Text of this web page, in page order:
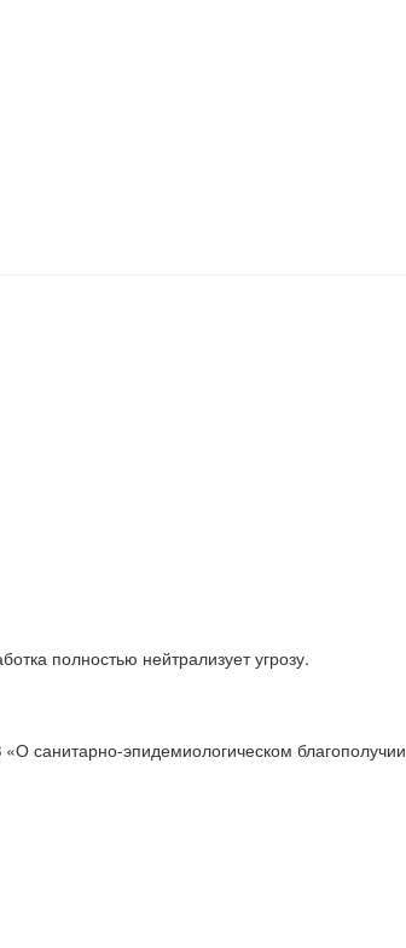
полностью нейтрализует угрозу.
санитарно-эпидемиологическом благополучии